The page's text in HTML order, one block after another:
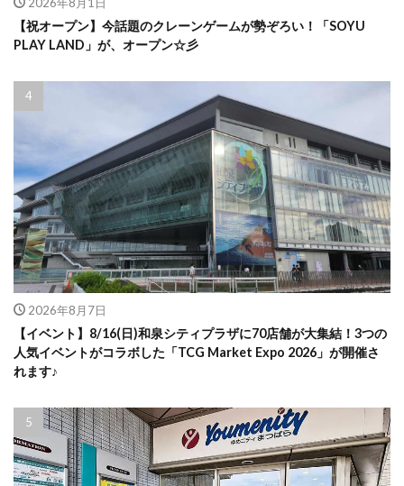
【祝オープン】今話題のクレーンゲームが勢ぞろい！「SOYU
PLAY LAND」が、オープン☆彡
2026年8月7日
【イベント】8/16(日)和泉シティプラザに70店舗が大集結！3つの
人気イベントがコラボした「TCG Market Expo 2026」が開催さ
れます♪